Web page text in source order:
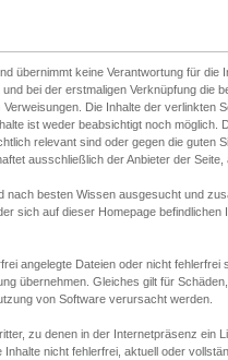
übernimmt keine Verantwortung für die
bei der erstmaligen Verknüpfung die
Die Inhalte der verlinkten
ist weder beabsichtigt noch möglich.
relevant sind oder gegen die guten
ausschließlich der Anbieter der
nach besten Wissen ausgesucht und
sich auf dieser Homepage befindlichen
angelegte Dateien oder nicht fehlerfrei
übernehmen. Gleiches gilt für
von Software verursacht werden.
zu denen in der Internetpräsenz ein
nicht fehlerfrei, aktuell oder